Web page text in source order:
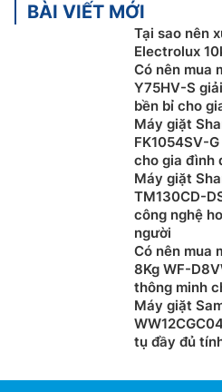
BÀI VIẾT MỚI
Tại sao nên
Electrolux
Có nên mua
Y75HV-S
bền bỉ cho
Máy giặt
FK1054SV-
cho gia đình
Máy giặt
TM130CD-
công nghệ
người
Có nên mua
8Kg WF-
thông minh
Máy giặt
tụ đầy đủ